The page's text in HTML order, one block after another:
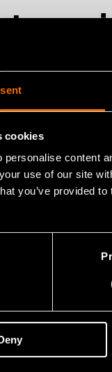
cookies
personalise content
use of our site
you’ve provided
Sukunimi